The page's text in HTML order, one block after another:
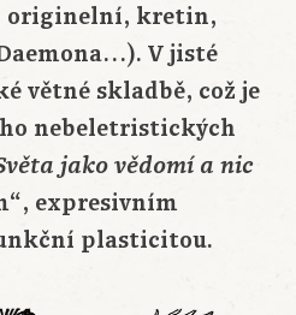
originelní, kretin,
V jisté
větné skladbě, což je
nebeletristických
jako vědomí a nic
expresivním
plasticitou.